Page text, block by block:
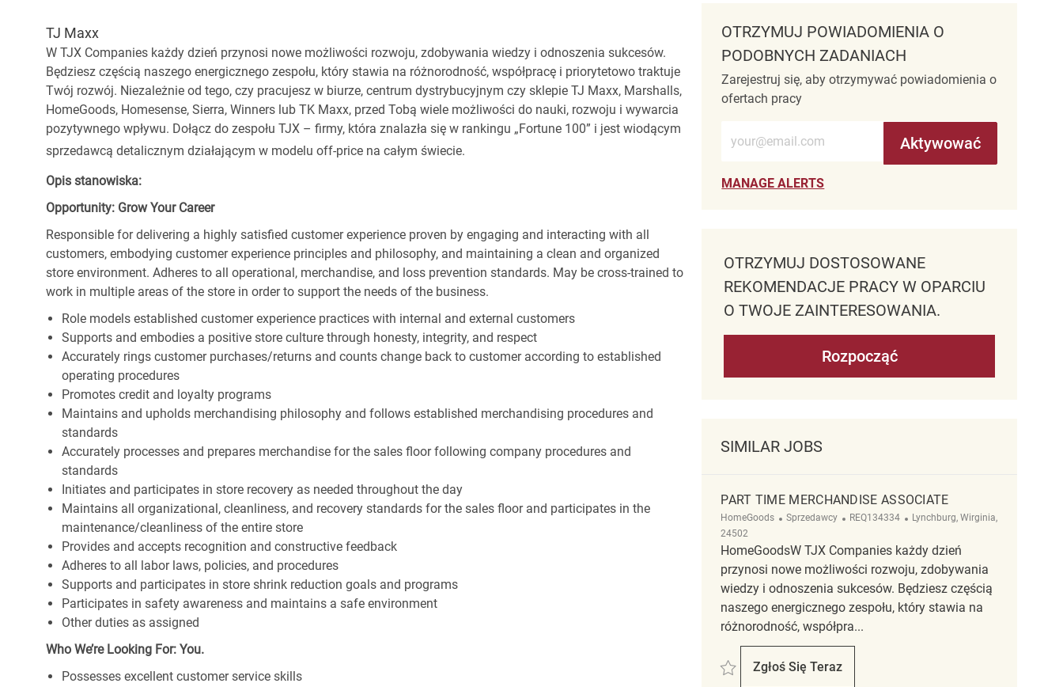
TJ Maxx
W TJX Companies każdy dzień przynosi nowe możliwości rozwoju, zdobywania wiedzy i odnoszenia sukcesów.
Będziesz częścią naszego energicznego zespołu, który stawia na różnorodność, współpracę i priorytetowo traktuje
Twój rozwój. Niezależnie od tego, czy pracujesz w biurze, centrum dystrybucyjnym czy sklepie TJ Maxx, Marshalls,
HomeGoods, Homesense, Sierra, Winners lub TK Maxx, przed Tobą wiele możliwości do nauki, rozwoju i wywarcia
pozytywnego wpływu. Dołącz do zespołu TJX – firmy, która znalazła się w rankingu „Fortune 100” i jest wiodącym
sprzedawcą detalicznym działającym w modelu off-price na całym świecie.
Opis stanowiska:
Opportunity: Grow Your Career
Responsible for delivering a highly satisfied customer experience proven by engaging and interacting with all
customers, embodying customer experience principles and philosophy, and maintaining a clean and organized
store environment. Adheres to all operational, merchandise, and loss prevention standards. May be cross-trained to
work in multiple areas of the store in order to support the needs of the business.
Role models established customer experience practices with internal and external customers
Supports and embodies a positive store culture through honesty, integrity, and respect
Accurately rings customer purchases/returns and counts change back to customer according to established
operating procedures
Promotes credit and loyalty programs
Maintains and upholds merchandising philosophy and follows established merchandising procedures and
standards
Accurately processes and prepares merchandise for the sales floor following company procedures and
standards
Initiates and participates in store recovery as needed throughout the day
Maintains all organizational, cleanliness, and recovery standards for the sales floor and participates in the
maintenance/cleanliness of the entire store
Provides and accepts recognition and constructive feedback
Adheres to all labor laws, policies, and procedures
Supports and participates in store shrink reduction goals and programs
Participates in safety awareness and maintains a safe environment
Other duties as assigned
Who We’re Looking For: You.
Possesses excellent customer service skills
OTRZYMUJ POWIADOMIENIA O
PODOBNYCH ZADANIACH
Zarejestruj się, aby otrzymywać powiadomienia o
ofertach pracy
Wprowadź adres e-mail (wymagane)
Aktywować
MANAGE ALERTS
OTRZYMUJ DOSTOSOWANE
REKOMENDACJE PRACY W OPARCIU
O TWOJE ZAINTERESOWANIA.
Rozpocząć
SIMILAR JOBS
PART TIME MERCHANDISE ASSOCIATE
HomeGoods Kategoria
Sprzedawcy ReqId
REQ134334 Lokalizacja
Lynchburg, Wirginia,
24502
HomeGoodsW TJX Companies każdy dzień
przynosi nowe możliwości rozwoju, zdobywania
wiedzy i odnoszenia sukcesów. Będziesz częścią
naszego energicznego zespołu, który stawia na
różnorodność, współpra...
Zapisać Part Time Merchandise Associate REQ134334
Zgłoś Się Teraz
Part Time Merchandise Associate